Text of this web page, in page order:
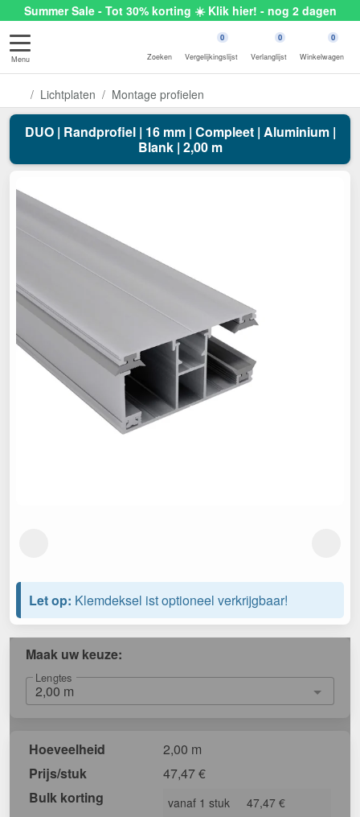
Summer Sale - Tot 30% korting ☀️ Klik hier! - nog 2 dagen
Menu Zoeken
0
Vergelijkingslijst
0
Verlanglijst
0
Winkelwagen
Lichtplaten Montage profielen
DUO | Randprofiel | 16 mm | Compleet | Aluminium |
Blank | 2,00 m
Let op: Klemdeksel ist optioneel verkrijgbaar!
Maak uw keuze:
Lengtes
Hoeveelheid
2,00 m
Prijs/stuk
47,47€
Bulk korting
vanaf 1 stuk
47,47 €